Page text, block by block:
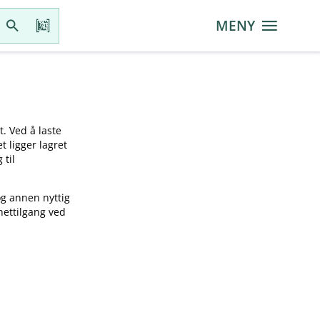
MENY
Ved å laste
ligger lagret
til
annen nyttig
ved